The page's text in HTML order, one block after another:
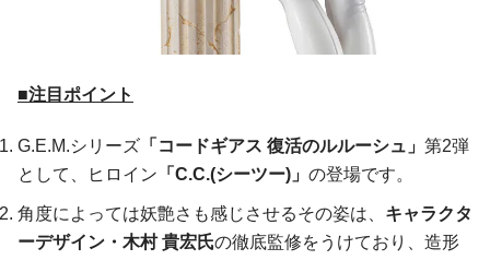
■注目ポイント
G.E.M.シリーズ 「コードギアス 復活のルルーシュ」 第2弾
として、ヒロイン 「C.C.(シーツー)」 の登場です。
角度によっては妖艶さも感じさせるその姿は、 キャラクタ
ーデザイン・木村 貴宏氏の徹底監修をうけており、造形